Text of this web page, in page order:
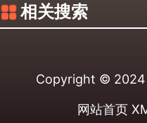
相关搜索
Copyright © 2024
网站首页